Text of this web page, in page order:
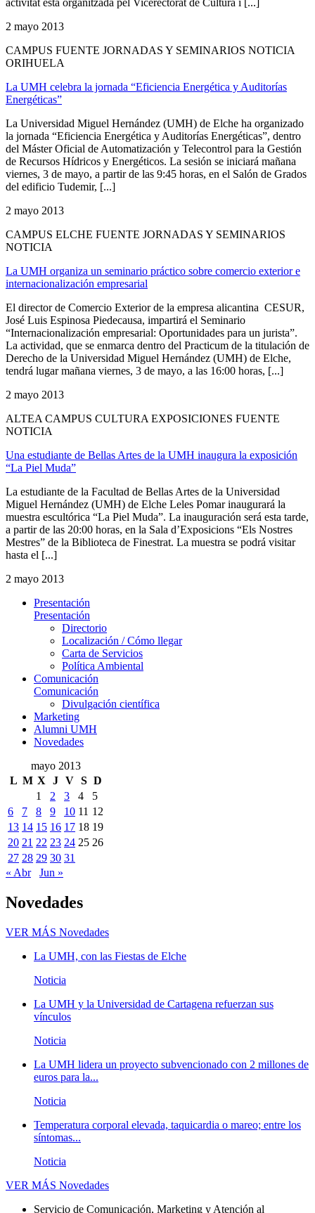
2 mayo 2013
CAMPUS FUENTE JORNADAS Y SEMINARIOS NOTICIA
ORIHUELA
La UMH celebra la jornada “Eficiencia Energética y Auditorías
Energéticas”
La Universidad Miguel Hernández (UMH) de Elche ha organizado
la jornada “Eficiencia Energética y Auditorías Energéticas”, dentro
del Máster Oficial de Automatización y Telecontrol para la Gestión
de Recursos Hídricos y Energéticos. La sesión se iniciará mañana
viernes, 3 de mayo, a partir de las 9:45 horas, en el Salón de Grados
del edificio Tudemir, [...]
2 mayo 2013
CAMPUS ELCHE FUENTE JORNADAS Y SEMINARIOS
NOTICIA
La UMH organiza un seminario práctico sobre comercio exterior e
internacionalización empresarial
El director de Comercio Exterior de la empresa alicantina CESUR,
José Luis Espinosa Piedecausa, impartirá el Seminario
“Internacionalización empresarial: Oportunidades para un jurista”.
La actividad, que se enmarca dentro del Practicum de la titulación de
Derecho de la Universidad Miguel Hernández (UMH) de Elche,
tendrá lugar mañana viernes, 3 de mayo, a las 16:00 horas, [...]
2 mayo 2013
ALTEA CAMPUS CULTURA EXPOSICIONES FUENTE
NOTICIA
Una estudiante de Bellas Artes de la UMH inaugura la exposición
“La Piel Muda”
La estudiante de la Facultad de Bellas Artes de la Universidad
Miguel Hernández (UMH) de Elche Leles Pomar inaugurará la
muestra escultórica “La Piel Muda”. La inauguración será esta tarde,
a partir de las 20:00 horas, en la Sala d’Exposicions “Els Nostres
Mestres” de la Biblioteca de Finestrat. La muestra se podrá visitar
hasta el [...]
2 mayo 2013
Presentación
Presentación
Directorio
Localización / Cómo llegar
Carta de Servicios
Política Ambiental
Comunicación
Comunicación
Divulgación científica
Marketing
Alumni UMH
Novedades
mayo 2013
L M X J V S D
1
2 3 4
5
6
7 8 9 10 11 12
13 14 15 16 17 18 19
20 21 22 23 24 25 26
27 28 29 30 31
« Abr
Jun »
Novedades
VER MÁS Novedades
La UMH, con las Fiestas de Elche
Noticia
La UMH y la Universidad de Cartagena refuerzan sus
vínculos
Noticia
La UMH lidera un proyecto subvencionado con 2 millones de
euros para la...
Noticia
Temperatura corporal elevada, taquicardia o mareo; entre los
síntomas...
Noticia
VER MÁS Novedades
Servicio de Comunicación, Marketing y Atención al